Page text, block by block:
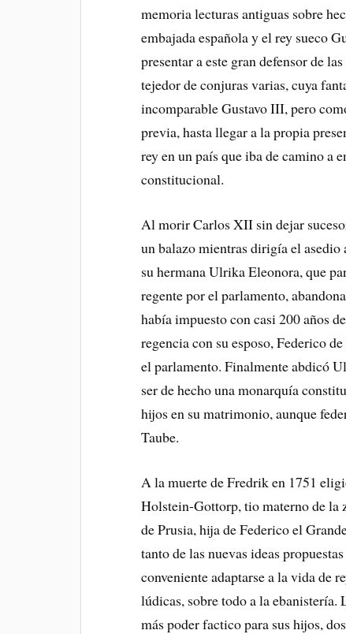
memoria lecturas antiguas sobre
embajada española y el rey sueco
presentar a este gran defensor de
tejedor de conjuras varias, cuya
incomparable Gustavo III, pero
previa, hasta llegar a la propia
rey en un país que iba de camino a
constitucional.
Al morir Carlos XII sin dejar
un balazo mientras dirigía el asedio
su hermana Ulrika Eleonora, que
regente por el parlamento,
había impuesto con casi 200 años
regencia con su esposo, Federico
el parlamento. Finalmente abdicó
ser de hecho una monarquía
hijos en su matrimonio, aunque
Taube.
A la muerte de Fredrik en 1751
Holstein-Gottorp, tio materno de la
de Prusia, hija de Federico el
tanto de las nuevas ideas
conveniente adaptarse a la vida de
lúdicas, sobre todo a la
más poder factico para sus hijos,